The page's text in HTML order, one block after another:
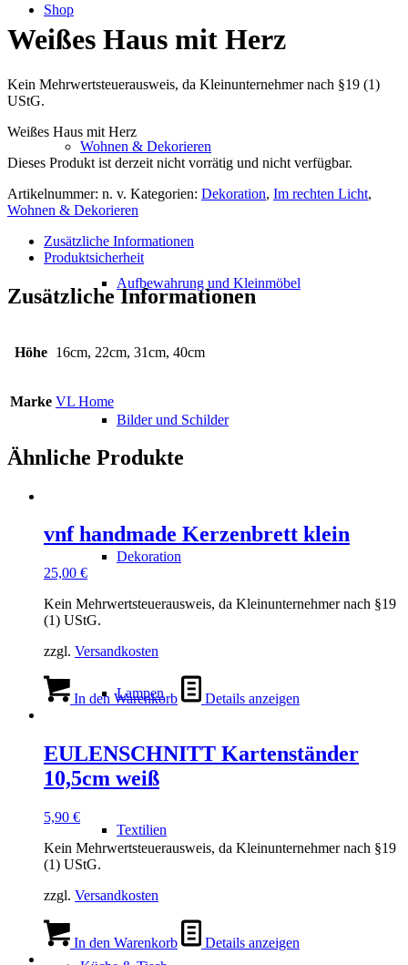
Shop
Wohnen & Dekorieren
Aufbewahrung und Kleinmöbel
Bilder und Schilder
Dekoration
Lampen
Textilien
Weißes Haus mit Herz
Kein Mehrwertsteuerausweis, da Kleinunternehmer nach §19 (1)
UStG.
Weißes Haus mit Herz
Dieses Produkt ist derzeit nicht vorrätig und nicht verfügbar.
Artikelnummer: n. v. Kategorien: Dekoration, Im rechten Licht,
Wohnen & Dekorieren
Zusätzliche Informationen
Produktsicherheit
Zusätzliche Informationen
Höhe 16cm, 22cm, 31cm, 40cm
Marke VL Home
Ähnliche Produkte
vnf handmade Kerzenbrett klein
25,00 €
Kein Mehrwertsteuerausweis, da Kleinunternehmer nach §19
(1) UStG.
zzgl. Versandkosten
In den Warenkorb Details anzeigen
EULENSCHNITT Kartenständer
10,5cm weiß
5,90 €
Kein Mehrwertsteuerausweis, da Kleinunternehmer nach §19
(1) UStG.
zzgl. Versandkosten
In den Warenkorb Details anzeigen